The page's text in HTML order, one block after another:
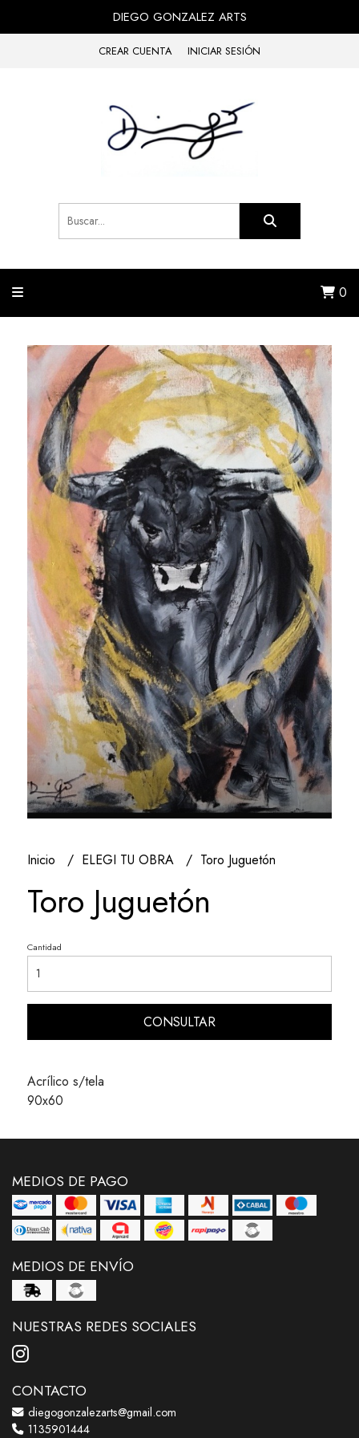
DIEGO GONZALEZ ARTS
CREAR CUENTA INICIAR SESIÓN
0
Inicio ELEGI TU OBRA Toro Juguetón
Toro Juguetón
Cantidad
CONSULTAR
Acrílico s/tela
90x60
MEDIOS DE PAGO
MEDIOS DE ENVÍO
NUESTRAS REDES SOCIALES
CONTACTO
diegogonzalezarts@gmail.com
1135901444